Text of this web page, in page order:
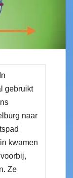
gebruikt
naar
kwamen
Ze